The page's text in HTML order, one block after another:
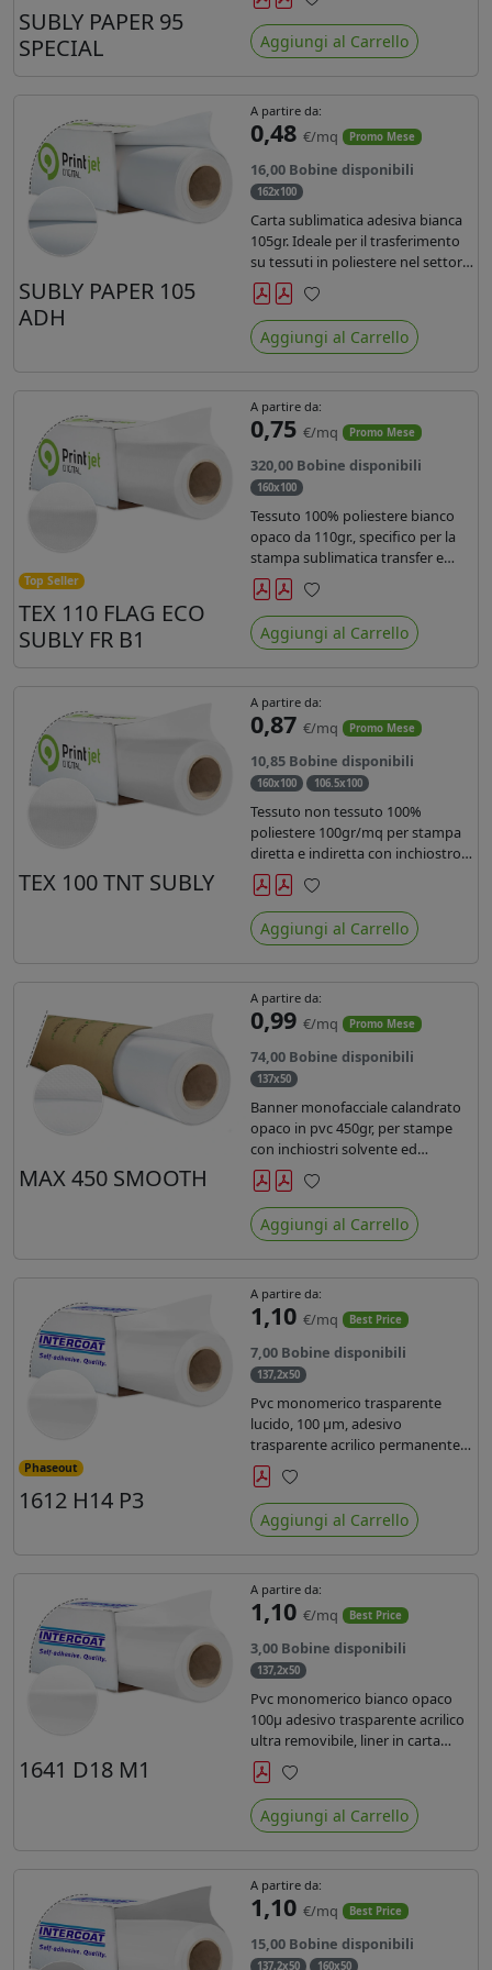
SUBLY PAPER 95
SPECIAL
Preferiti
Aggiungi al Carrello
SUBLY PAPER 105
ADH
A partire da:
0,48 €/mq Promo Mese
16,00 Bobine disponibili
162x100
Carta sublimatica adesiva bianca
105gr. Ideale per il trasferimento
su tessuti in poliestere nel settore
sportwear .
Preferiti
Aggiungi al Carrello
Top Seller
TEX 110 FLAG ECO
SUBLY FR B1
A partire da:
0,75 €/mq Promo Mese
320,00 Bobine disponibili
160x100
Tessuto 100% poliestere bianco
opaco da 110gr., specifico per la
stampa sublimatica transfer e
diretta. Ideale per la realizzazione
di stendardi e bandiere, grazie al
passaggio dell'inchiostro su
entrambi i lati. Dotato di
Preferiti
Aggiungi al Carrello
TEX 100 TNT SUBLY
A partire da:
0,87 €/mq Promo Mese
10,85 Bobine disponibili
160x100 106.5x100
Tessuto non tessuto 100%
poliestere 100gr/mq per stampa
diretta e indiretta con inchiostro
sublimatico, latex e uv.
Preferiti
Aggiungi al Carrello
MAX 450 SMOOTH
A partire da:
0,99 €/mq Promo Mese
74,00 Bobine disponibili
137x50
Banner monofacciale calandrato
opaco in pvc 450gr, per stampe
con inchiostri solvente ed
ecosolvente , uv e latex.
Preferiti
Aggiungi al Carrello
Phaseout
1612 H14 P3
A partire da:
1,10 €/mq Best Price
7,00 Bobine disponibili
137,2x50
Pvc monomerico trasparente
lucido, 100 µm, adesivo
trasparente acrilico permanente
durata 3 anni, liner in carta kraft
monosiliconata da 135 gr, REACH
compliant per stampa con
inchiostri solvente ecosolvente uv
Preferiti
Aggiungi al Carrello
1641 D18 M1
A partire da:
1,10 €/mq Best Price
3,00 Bobine disponibili
137,2x50
Pvc monomerico bianco opaco
100µ adesivo trasparente acrilico
ultra removibile, liner in carta
kraft da 140gr/mq. Durata 3 anni.
Dotato di certificato FR B1 e
conforme alla normativa REACH.
Preferiti
Aggiungi al Carrello
A partire da:
1,10 €/mq Best Price
15,00 Bobine disponibili
137,2x50 160x50